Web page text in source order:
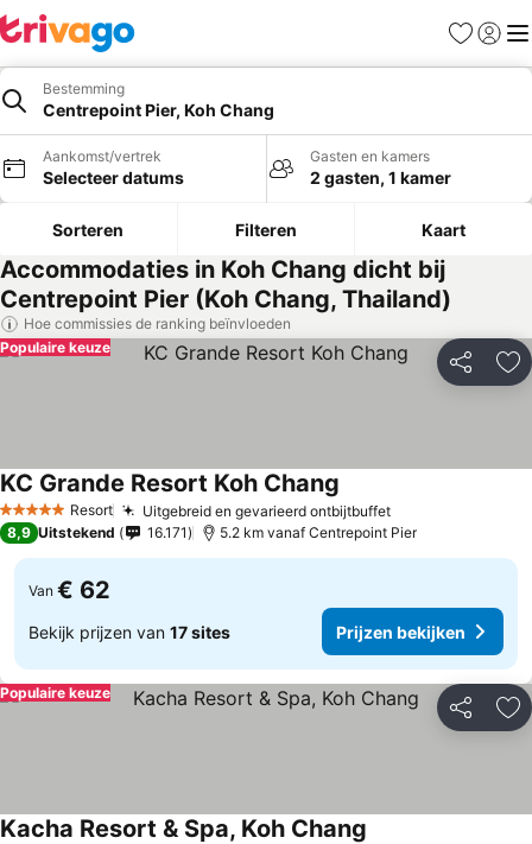
Favorieten
Bestemming
Centrepoint Pier, Koh Chang
Aankomst/vertrek
Selecteer datums
Gasten en kamers
2 gasten, 1 kamer
Sorteren Filteren Kaart
Accommodaties in Koh Chang dicht bij
Centrepoint Pier (Koh Chang, Thailand)
Hoe commissies de ranking beïnvloeden
Delen
Populaire keuze
5 Sterren Resort Uitgebreid en gevarieerd ontbijtbuffetPrijzen bekijken
KC Grande Resort Koh Chang
8,9 Uitstekend 16.171 5.2 km vanaf Centrepoint Pier
Van € 62
Bekijk prijzen van 17 sites Prijzen bekijken
Delen
Populaire keuze
Kacha Resort & Spa, Koh Chang